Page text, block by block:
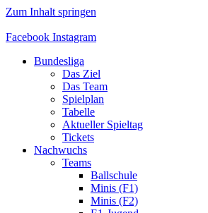
Zum Inhalt springen
Facebook Instagram
Bundesliga
Das Ziel
Das Team
Spielplan
Tabelle
Aktueller Spieltag
Tickets
Nachwuchs
Teams
Ballschule
Minis (F1)
Minis (F2)